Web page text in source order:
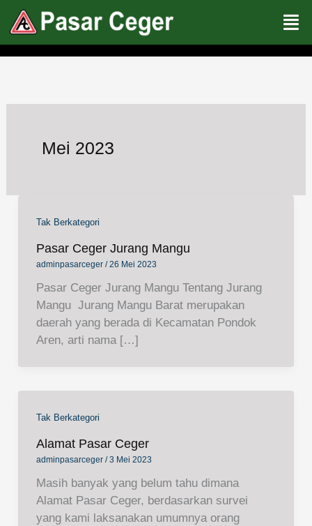
Lewati
ke
konten
Mei 2023
Tak Berkategori
Pasar Ceger Jurang Mangu
adminpasarceger /26 Mei 2023
Pasar Ceger Jurang Mangu Tentang Jurang
Mangu Jurang Mangu Barat merupakan
daerah yang berada di Kecamatan Pondok
Aren, arti nama […]
Tak Berkategori
Alamat Pasar Ceger
adminpasarceger /3 Mei 2023
Masih banyak yang belum tahu dimana
Alamat Pasar Ceger, berdasarkan survei
yang kami laksanakan umumnya orang